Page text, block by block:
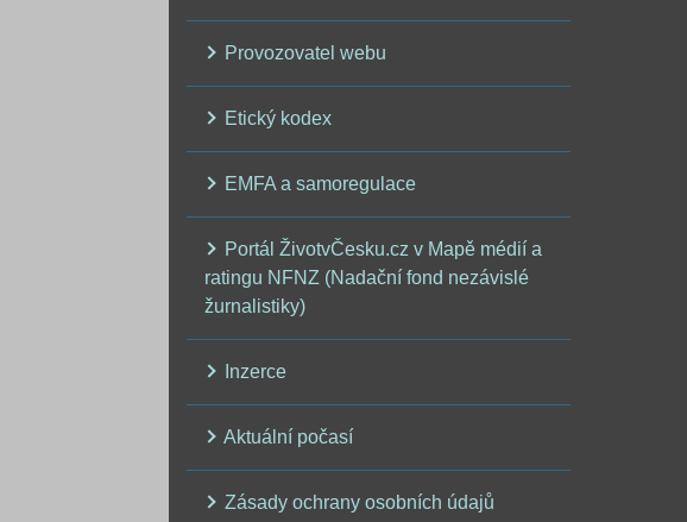
Provozovatel webu
Etický kodex
EMFA a samoregulace
Portál ŽivotvČesku.cz v Mapě médií a
ratingu NFNZ (Nadační fond nezávislé
žurnalistiky)
Inzerce
Aktuální počasí
Zásady ochrany osobních údajů